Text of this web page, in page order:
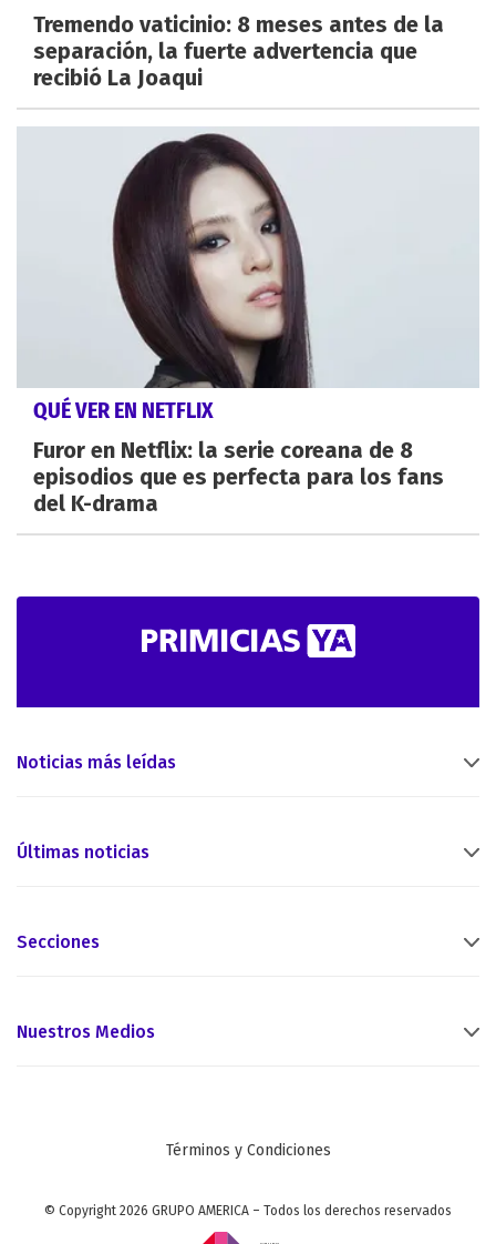
Tremendo vaticinio: 8 meses antes de la
separación, la fuerte advertencia que
recibió La Joaqui
QUÉ VER EN NETFLIX
Furor en Netflix: la serie coreana de 8
episodios que es perfecta para los fans
del K-drama
Noticias más leídas
Últimas noticias
Secciones
Nuestros Medios
Términos y Condiciones
© Copyright 2026 GRUPO AMERICA – Todos los derechos reservados